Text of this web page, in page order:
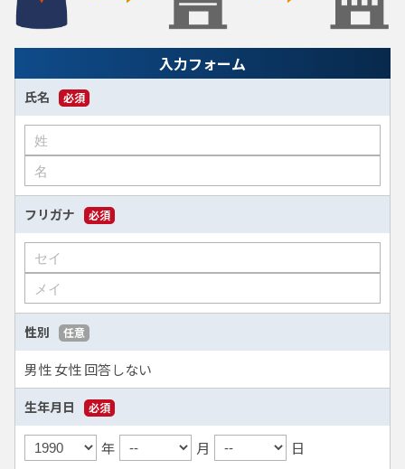
入力フォーム
氏名 必須
フリガナ 必須
性別 任意
男性女性回答しない
生年月日 必須
年 月 日